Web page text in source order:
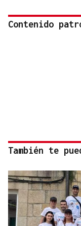
Contenido
También te